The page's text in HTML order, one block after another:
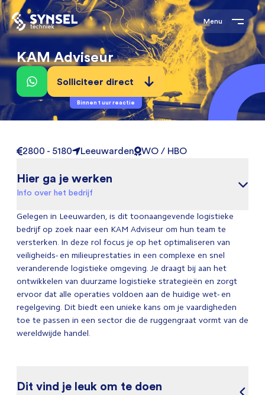
Menu
KAM Adviseur
Solliciteer direct
Binnen 1 uur reactie
2800 - 5180 Leeuwarden WO / HBO
Hier ga je werken
Info over het bedrijf
Gelegen in Leeuwarden, is dit toonaangevende logistieke
bedrijf op zoek naar een KAM Adviseur om hun team te
versterken. In deze rol focus je op het optimaliseren van
veiligheids- en milieuprestaties in een complexe en snel
veranderende logistieke omgeving. Je draagt bij aan het
ontwikkelen van duurzame logistieke strategieën en zorgt
ervoor dat alle operaties voldoen aan de huidige wet- en
regelgeving. Dit biedt een unieke kans om je vaardigheden
toe te passen in een sector die de ruggengraat vormt van de
wereldwijde handel.
Dit vind je leuk om te doen